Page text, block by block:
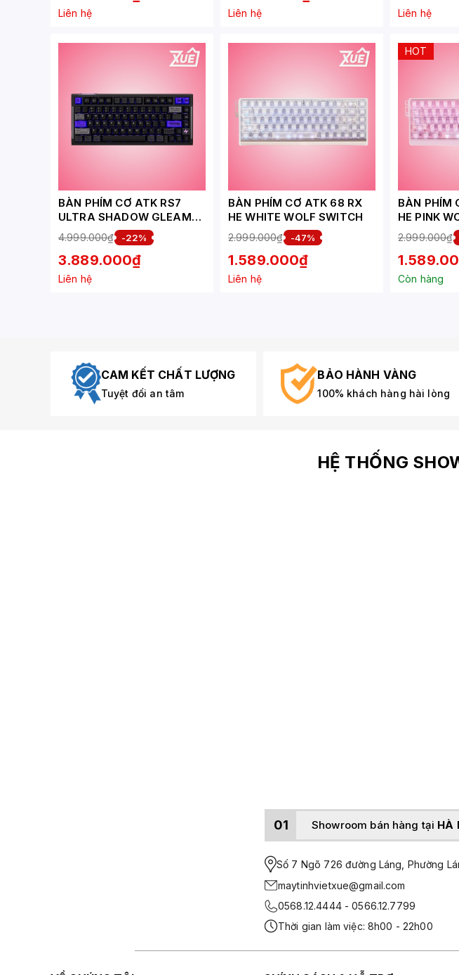
Liên hệ Liên hệ Liên hệ
BÀN PHÍM CƠ ATK RS7
ULTRA SHADOW GLEAM
BLAZEBLADE SWITCH
4.999.000₫ -22%
3.889.000₫
Liên hệ
BÀN PHÍM CƠ ATK 68 RX
HE WHITE WOLF SWITCH
2.999.000₫ -47%
1.589.000₫
Liên hệ
HOT
BÀN PHÍM
HE PINK
2.999.000₫
Còn hàng
CAM KẾT CHẤT LƯỢNG
Tuyệt đối an tâm
BẢO HÀNH VÀNG
100% khách hàng hài lòng
HỆ THỐNG
01 Showroom bán hàng tại HÀ
Số 7 Ngõ 726 đường Láng, Phường
maytinhvietxue@gmail.com
0568.12.4444 - 0566.12.7799
Thời gian làm việc: 8h00 - 22h00